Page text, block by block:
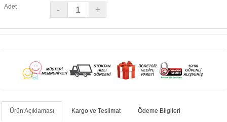
Adet
Ürün Açıklaması Kargo ve Teslimat Ödeme Bilgileri